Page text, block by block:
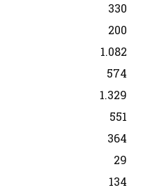
330
200
1.082
574
1.329
551
364
29
134